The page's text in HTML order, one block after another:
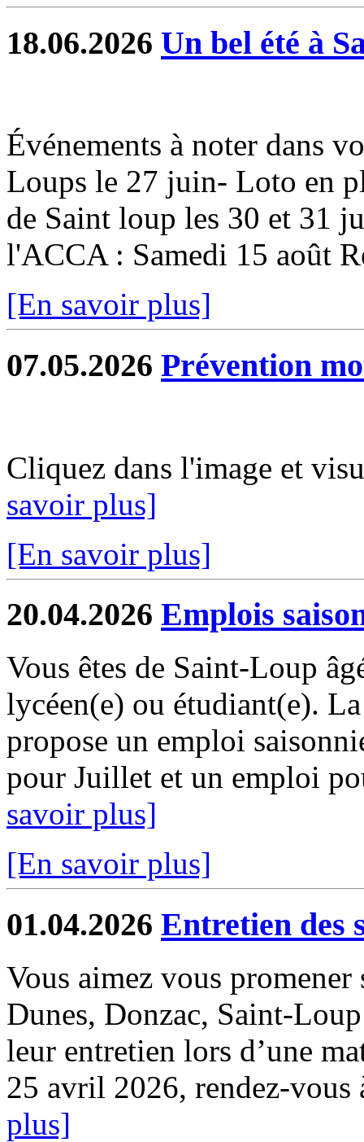
18.06.2026 Un bel été à
Événements à noter dans
Loups le 27 juin- Loto en
de Saint loup les 30 et 31
l'ACCA : Samedi 15 août
[En savoir plus]
07.05.2026 Prévention
Cliquez dans l'image et
savoir plus]
[En savoir plus]
20.04.2026 Emplois
Vous êtes de Saint-Loup
lycéen(e) ou étudiant(e).
propose un emploi
pour Juillet et un emploi
savoir plus]
[En savoir plus]
01.04.2026 Entretien des
Vous aimez vous
Dunes, Donzac, Saint-
leur entretien lors d’une
25 avril 2026, rendez-vous
plus]